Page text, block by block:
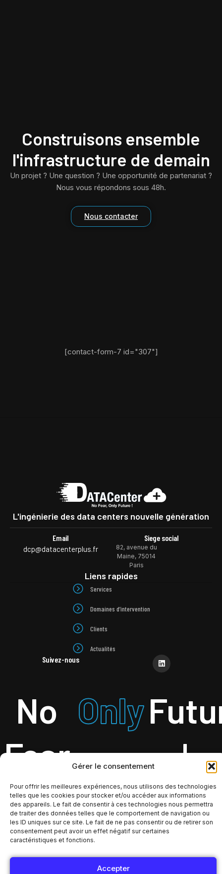
Gérer le consentement
Pour offrir les meilleures expériences, nous utilisons des technologies
telles que les cookies pour stocker et/ou accéder aux informations
des appareils. Le fait de consentir à ces technologies nous permettra
de traiter des données telles que le comportement de navigation ou
les ID uniques sur ce site. Le fait de ne pas consentir ou de retirer son
consentement peut avoir un effet négatif sur certaines
caractéristiques et fonctions.
Accepter
Construisons ensemble
l'infrastructure de demain
Un projet ? Une question ? Une opportunité de partenariat ?
Nous vous répondons sous 48h.
Nous contacter
[contact-form-7 id="307"]
L'ingénierie des data centers nouvelle génération​
Email
dcp@datacenterplus.fr
Siege social
82, avenue du
Maine, 75014
Paris
Liens rapides
Services
Domaines d’intervention
Clients
Actualités
Suivez-nous
No
Fear
Only
!